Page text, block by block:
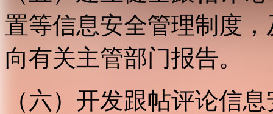
置等信息安全管理制度
向有关主管部门报告。
（六）开发跟帖评论信